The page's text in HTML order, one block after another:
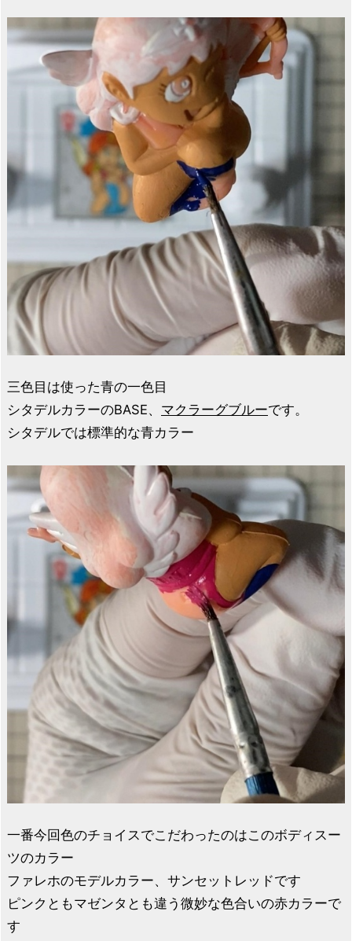
三色目は使った青の一色目
シタデルカラーのBASE、 マクラーグブルーです。
シタデルでは標準的な青カラー
一番今回色のチョイスでこだわったのはこのボディスー
ツのカラー
ファレホのモデルカラー、サンセットレッドです
ピンクともマゼンタとも違う微妙な色合いの赤カラーで
す